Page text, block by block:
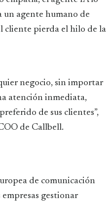
un agente humano de
cliente pierda el hilo de la
negocio, sin importar
atención inmediata,
de sus clientes”,
de Callbell.
de comunicación
gestionar